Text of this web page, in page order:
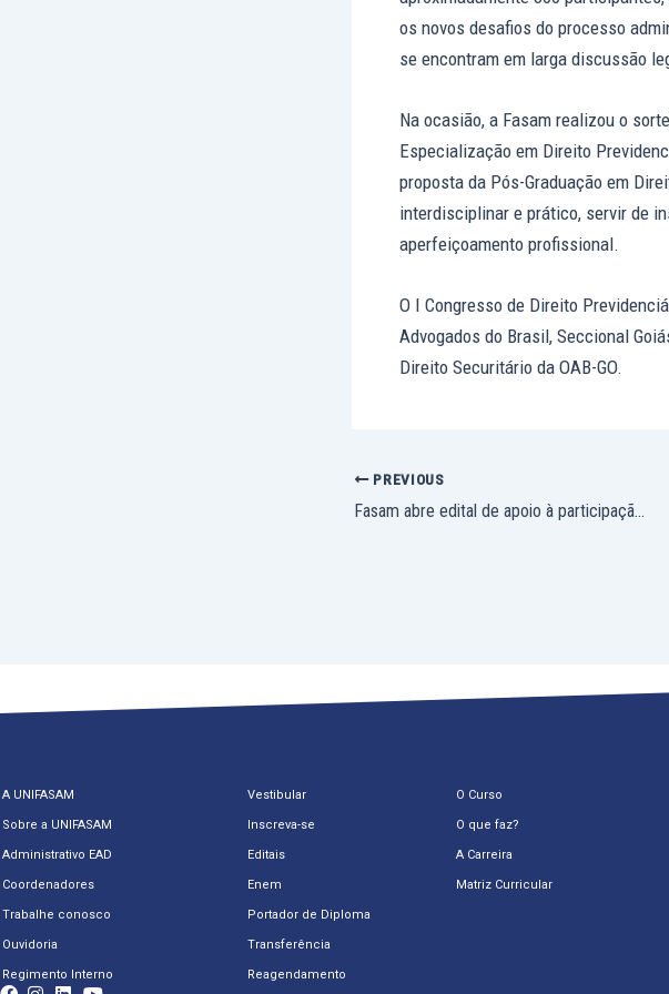
os novos desafios do processo
se encontram em larga discussão
Na ocasião, a Fasam realizou o
Especialização em Direito
proposta da Pós-Graduação em
interdisciplinar e prático, servir de
aperfeiçoamento profissional.
O I Congresso de Direito
Advogados do Brasil, Seccional
Direito Securitário da OAB-GO.
PREVIOUS
Fasam abre edital de apoio à participação de docentes em eventos científicos e tecnológicos no segundo semestre de 2018
A UNIFASAM
Sobre a UNIFASAM
Administrativo EAD
Coordenadores
Trabalhe conosco
Ouvidoria
Regimento Interno
Vestibular
Inscreva-se
Editais
Enem
Portador de Diploma
Transferência
Reagendamento
O Curso
O que faz?
A Carreira
Matriz Curricular